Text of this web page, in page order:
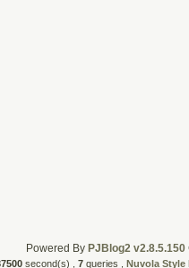
Powered By PJBlog2 v2.8.5.150
second(s) , 7 queries , Nuvola Style